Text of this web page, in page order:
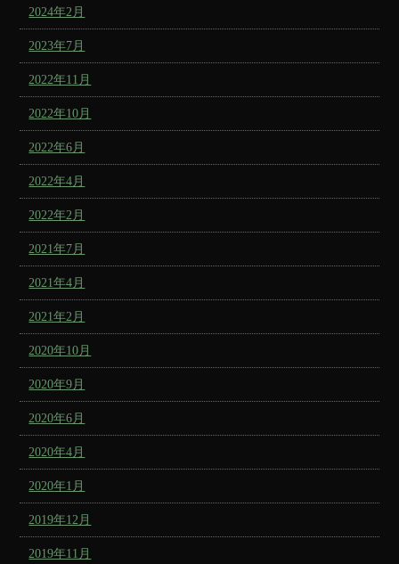
2024年2月
2023年7月
2022年11月
2022年10月
2022年6月
2022年4月
2022年2月
2021年7月
2021年4月
2021年2月
2020年10月
2020年9月
2020年6月
2020年4月
2020年1月
2019年12月
2019年11月